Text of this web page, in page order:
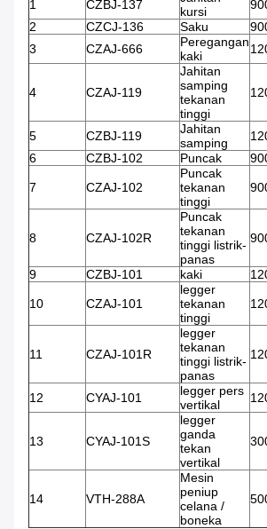
1 CZBJ-137
kursi
2
CZCJ-136 Saku
3
CZAJ-666
Peregangan
kaki
4 CZAJ-119
Jahitan
samping
tekanan
tinggi
5 CZBJ-119
Jahitan
samping
6
CZBJ-102 Puncak
7 CZAJ-102
Puncak
tekanan
tinggi
8 CZAJ-102R
Puncak
tekanan
tinggi listrik-
panas
9 CZBJ-101 kaki
10 CZAJ-101
legger
tekanan
tinggi
11 CZAJ-101R
legger
tekanan
tinggi listrik-
panas
12 CYAJ-101
legger pers
vertikal
13 CYAJ-101S
legger
ganda
tekan
vertikal
14 VTH-288A
Mesin
peniup
celana /
boneka